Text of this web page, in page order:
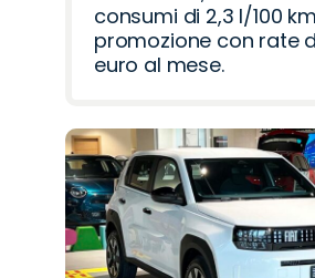
consumi di 2,3 l/100
promozione con rate
euro al mese.